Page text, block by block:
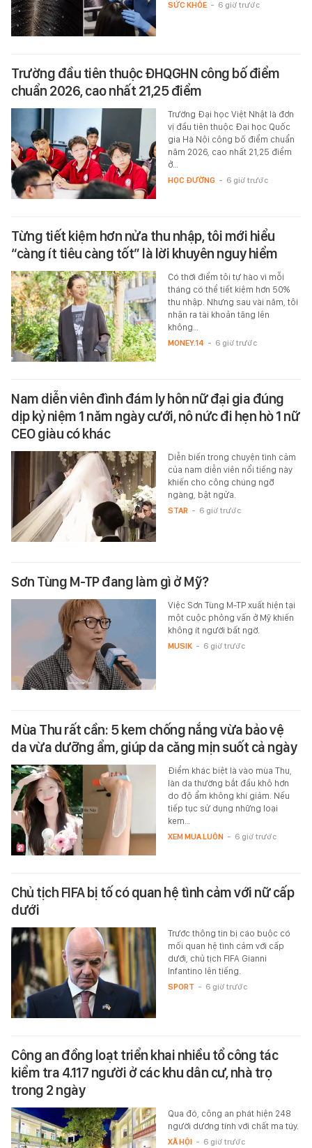
SỨC KHỎE - 6 giờ trước
Trường đầu tiên thuộc ĐHQGHN công bố điểm
chuẩn 2026, cao nhất 21,25 điểm
Trường Đại học Việt Nhật là đơn
vị đầu tiên thuộc Đại học Quốc
gia Hà Nội công bố điểm chuẩn
năm 2026, cao nhất 21,25 điểm
ở…
HỌC ĐƯỜNG - 6 giờ trước
Từng tiết kiệm hơn nửa thu nhập, tôi mới hiểu
“càng ít tiêu càng tốt” là lời khuyên nguy hiểm
Có thời điểm tôi tự hào vì mỗi
tháng có thể tiết kiệm hơn 50%
thu nhập. Nhưng sau vài năm, tôi
nhận ra tài khoản tăng lên
không…
MONEY.14 - 6 giờ trước
Nam diễn viên đình đám ly hôn nữ đại gia đúng
dịp kỷ niệm 1 năm ngày cưới, nô nức đi hẹn hò 1 nữ
CEO giàu có khác
Diễn biến trong chuyện tình cảm
của nam diễn viên nổi tiếng này
khiến cho công chúng ngỡ
ngàng, bật ngửa.
STAR - 6 giờ trước
Sơn Tùng M-TP đang làm gì ở Mỹ?
Việc Sơn Tùng M-TP xuất hiện tại
một cuộc phỏng vấn ở Mỹ khiến
không ít người bất ngờ.
MUSIK - 6 giờ trước
Mùa Thu rất cần: 5 kem chống nắng vừa bảo vệ
da vừa dưỡng ẩm, giúp da căng mịn suốt cả ngày
Điểm khác biệt là vào mùa Thu,
làn da thường bắt đầu khô hơn
do độ ẩm không khí giảm. Nếu
tiếp tục sử dụng những loại
kem…
XEM MUA LUÔN - 6 giờ trước
Chủ tịch FIFA bị tố có quan hệ tình cảm với nữ cấp
dưới
Trước thông tin bị cáo buộc có
mối quan hệ tình cảm với cấp
dưới, chủ tịch FIFA Gianni
Infantino lên tiếng.
SPORT - 6 giờ trước
Công an đồng loạt triển khai nhiều tổ công tác
kiểm tra 4.117 người ở các khu dân cư, nhà trọ
trong 2 ngày
Qua đó, công an phát hiện 248
người dương tính với chất ma túy.
XÃ HỘI - 6 giờ trước